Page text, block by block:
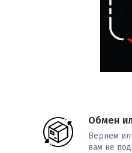
Обмен
Вернем
вам не